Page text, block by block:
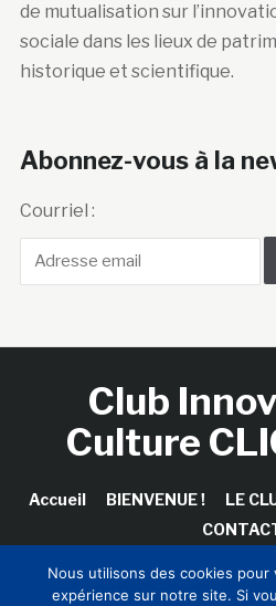
de mutualisation sur
sociale dans les lieux de
historique et scientifique.
Abonnez-vous à la
Courriel :
Club
Culture
Accueil BIENVENUE ! LE
Nous utilisons des cookies pour
expérience sur notre site. Si